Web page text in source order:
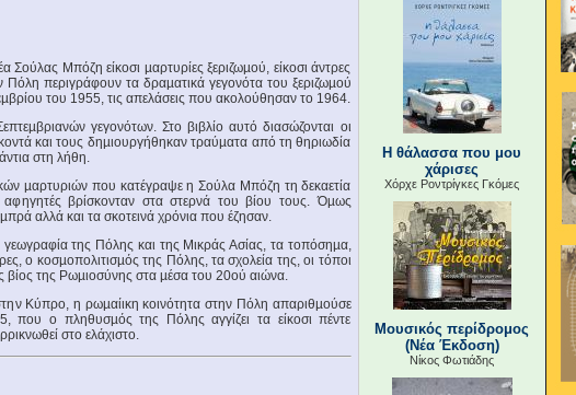
Μπόζη είκοσι µαρτυρίες ξεριζωµού, είκοσι άντρες
Πόλη περιγράφουν τα δραµατικά γεγονότα του ξεριζωµού
του 1955, τις απελάσεις που ακολούθησαν το 1964.
γεγονότων. Στο βιβλίο αυτό διασώζονται οι
και τους δηµιουργήθηκαν τραύµατα από τη θηριωδία
στη λήθη.
µαρτυριών που κατέγραψε η Σούλα Μπόζη τη δεκαετία
βρίσκονταν στα στερνά του βίου τους. Όµως
αλλά και τα σκοτεινά χρόνια που έζησαν.
της Πόλης και της Μικράς Ασίας, τα τοπόσηµα,
ο κοσµοπολιτισµός της Πόλης, τα σχολεία της, οι τόποι
βίος της Ρωµιοσύνης στα µέσα του 20ού αιώνα.
Κύπρο, η ρωµαίικη κοινότητα στην Πόλη απαριθµούσε
που ο πληθυσµός της Πόλης αγγίζει τα είκοσι πέντε
στο ελάχιστο.
Η θάλασσα που μου
χάρισες
Χόρχε Ροντρίγκες Γκόμες
Μουσικός περίδρομος
(Νέα Έκδοση)
Νίκος Φωτιάδης